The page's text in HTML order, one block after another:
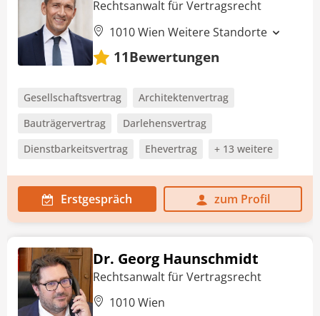
Rechtsanwalt für Vertragsrecht
1010 Wien Weitere Standorte
11Bewertungen
Gesellschaftsvertrag
Architektenvertrag
Bauträgervertrag
Darlehensvertrag
Dienstbarkeitsvertrag
Ehevertrag + 13 weitere
Erstgespräch zum Profil
Dr. Georg Haunschmidt
Rechtsanwalt für Vertragsrecht
1010 Wien